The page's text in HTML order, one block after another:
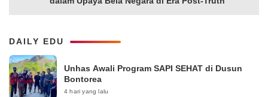
DAILY EDU
Unhas Awali Program SAPI SEHAT di Dusun
Bontorea
4 hari yang lalu